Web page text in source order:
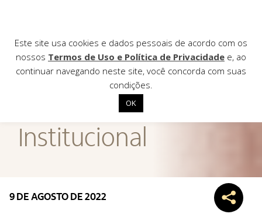
Institucional
Institucional
9 DE AGOSTO DE 2022
Este site usa cookies e dados pessoais de acordo com os
nossos Termos de Uso e Política de Privacidade e, ao
continuar navegando neste site, você concorda com suas
condições.
OK